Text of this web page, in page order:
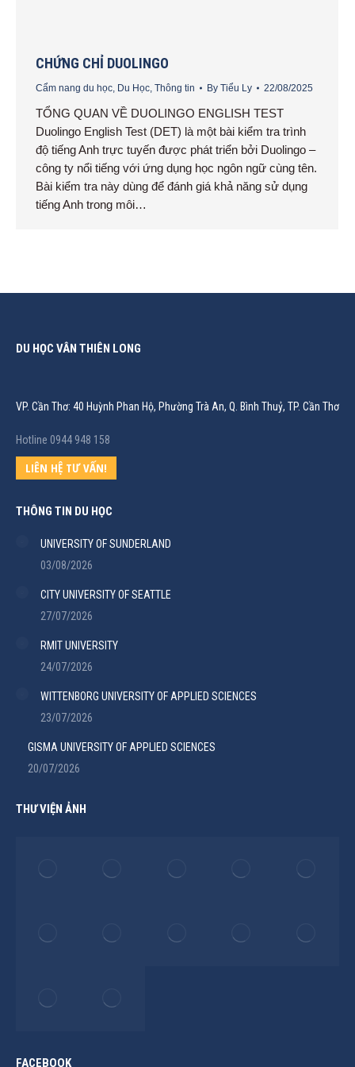
CHỨNG CHỈ DUOLINGO
Cẩm nang du học, Du Học, Thông tin By Tiểu Ly 22/08/2025
TỔNG QUAN VỀ DUOLINGO ENGLISH TEST
Duolingo English Test (DET) là một bài kiểm tra trình
độ tiếng Anh trực tuyến được phát triển bởi Duolingo –
công ty nổi tiếng với ứng dụng học ngôn ngữ cùng tên.
Bài kiểm tra này dùng để đánh giá khả năng sử dụng
tiếng Anh trong môi…
DU HỌC VÂN THIÊN LONG
VP. Cần Thơ: 40 Huỳnh Phan Hộ, Phường Trà An, Q. Bình Thuỷ, TP. Cần Thơ
Hotline 0944 948 158
LIÊN HỆ TƯ VẤN!
THÔNG TIN DU HỌC
UNIVERSITY OF SUNDERLAND
03/08/2026
CITY UNIVERSITY OF SEATTLE
27/07/2026
RMIT UNIVERSITY
24/07/2026
WITTENBORG UNIVERSITY OF APPLIED SCIENCES
23/07/2026
GISMA UNIVERSITY OF APPLIED SCIENCES
20/07/2026
THƯ VIỆN ẢNH
FACEBOOK